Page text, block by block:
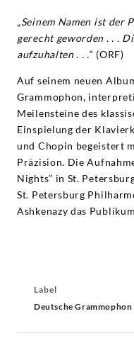
„Seinem Namen ist der
gerecht geworden . . .
aufzuhalten . . .“ (ORF)
Auf seinem neuen
Grammophon,
Meilensteine des
Einspielung der
und Chopin begeistert
Präzision. Die
Nights” in St.
St. Petersburg
Ashkenazy das
Label
Deutsche Grammophon